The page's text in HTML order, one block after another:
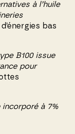
à l’huile
bas
B100 issue
pour
à 7%